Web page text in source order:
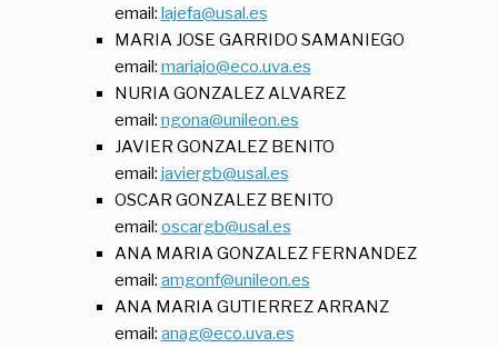
email: lajefa@usal.es
MARIA JOSE GARRIDO SAMANIEGO
email: mariajo@eco.uva.es
NURIA GONZALEZ ALVAREZ
email: ngona@unileon.es
JAVIER GONZALEZ BENITO
email: javiergb@usal.es
OSCAR GONZALEZ BENITO
email: oscargb@usal.es
ANA MARIA GONZALEZ FERNANDEZ
email: amgonf@unileon.es
ANA MARIA GUTIERREZ ARRANZ
email: anag@eco.uva.es